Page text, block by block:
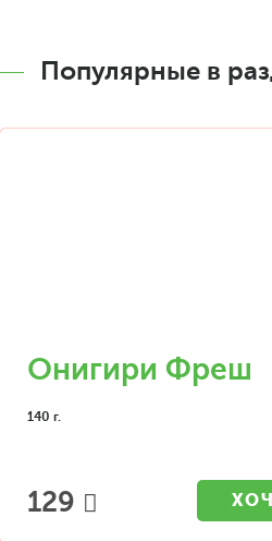
Популярные в
Онигири Фреш
140 г.
129